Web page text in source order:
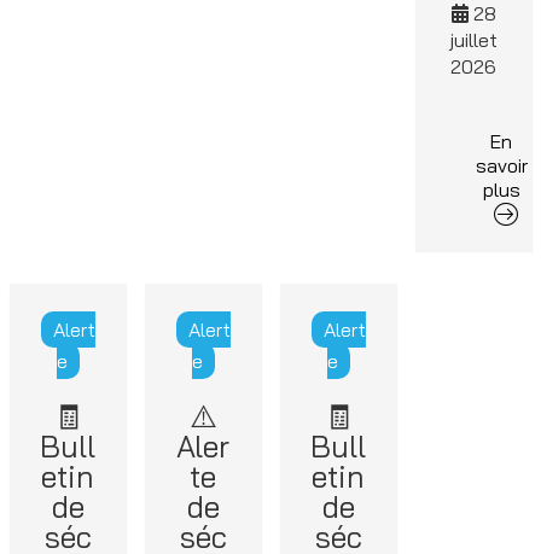
28
juillet
2026
En
savoir
plus
Alert
e
🧾
Bull
etin
de
séc
Alert
e
⚠️
Aler
te
de
séc
Alert
e
🧾
Bull
etin
de
séc